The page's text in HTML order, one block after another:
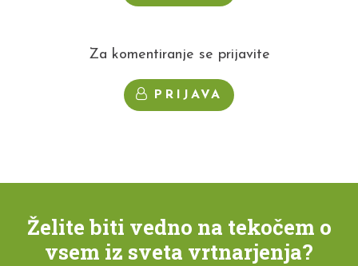
Za komentiranje se prijavite
PRIJAVA
Želite biti vedno na tekočem o
vsem iz sveta vrtnarjenja?